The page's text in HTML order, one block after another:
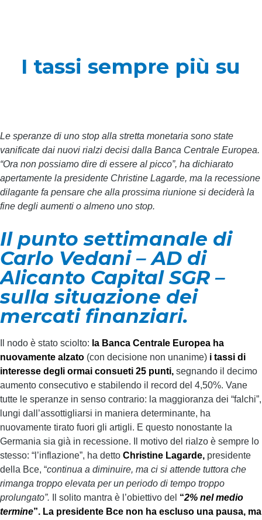
I tassi sempre più su
Le speranze di uno stop alla stretta monetaria sono state
vanificate dai nuovi rialzi decisi dalla Banca Centrale Europea.
“Ora non possiamo dire di essere al picco”, ha dichiarato
apertamente la presidente Christine Lagarde, ma la recessione
dilagante fa pensare che alla prossima riunione si deciderà la
fine degli aumenti o almeno uno stop.
Il punto settimanale di
Carlo Vedani – AD di
Alicanto Capital SGR –
sulla situazione dei
mercati finanziari.
Il nodo è stato sciolto: la Banca Centrale Europea ha
nuovamente alzato (con decisione non unanime) i tassi di
interesse degli ormai consueti 25 punti, segnando il decimo
aumento consecutivo e stabilendo il record del 4,50%. Vane
tutte le speranze in senso contrario: la maggioranza dei “falchi”,
lungi dall’assottigliarsi in maniera determinante, ha
nuovamente tirato fuori gli artigli. E questo nonostante la
Germania sia già in recessione. Il motivo del rialzo è sempre lo
stesso: “l’inflazione”, ha detto Christine Lagarde, presidente
della Bce, “continua a diminuire, ma ci si attende tuttora che
rimanga troppo elevata per un periodo di tempo troppo
prolungato”. Il solito mantra è l’obiettivo del “2% nel medio
termine”. La presidente Bce non ha escluso una pausa, ma